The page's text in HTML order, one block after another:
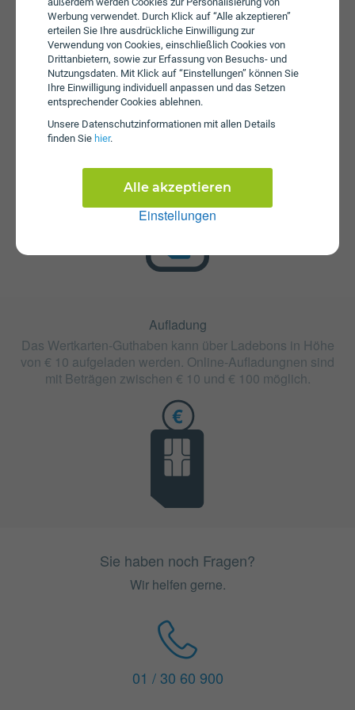
Werbung verwendet. Durch Klick auf “Alle akzeptieren”
erteilen Sie Ihre ausdrückliche Einwilligung zur
Verwendung von Cookies, einschließlich Cookies von
Drittanbietern, sowie zur Erfassung von Besuchs- und
Nutzungsdaten. Mit Klick auf “Einstellungen” können Sie
Ihre Einwilligung individuell anpassen und das Setzen
entsprechender Cookies ablehnen.
Unsere Daten­schutz­informationen mit allen Details
finden Sie hier.
Einstellungen
Alle akzeptieren
Startpaket
Die SIM-Karte zum Tarif vamos infinito Monatstarif ist
Tarifoptionen können nach Erhalt der Karte hinzugebucht
werden.
Aufladung
Das Wertkarten-Guthaben kann über Ladebons in Höhe
von € 10 aufgeladen werden. Online-Aufladungnen sind
mit Beträgen zwischen € 10 und € 100 möglich.
Sie haben noch Fragen?
Wir helfen gerne.
01 / 30 60 900